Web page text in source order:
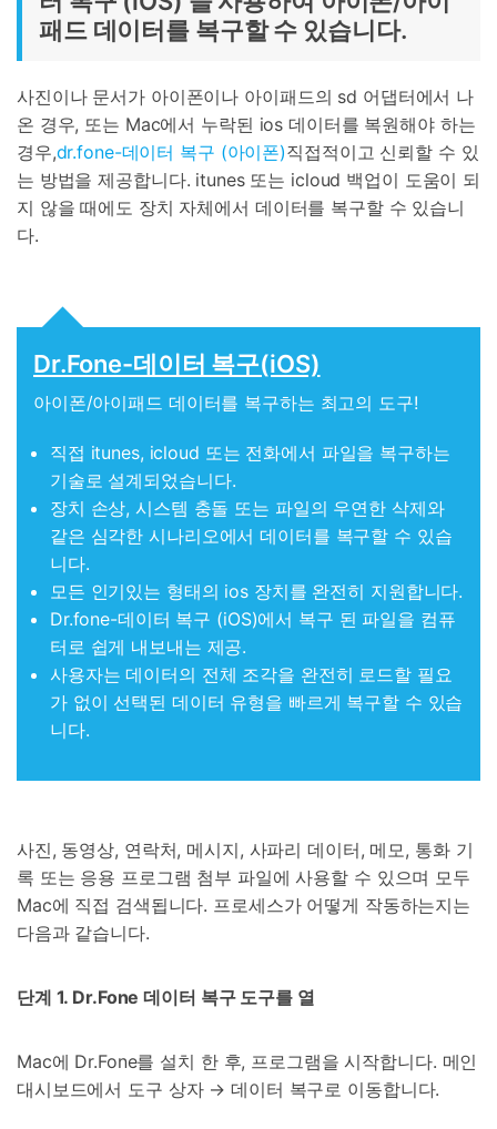
패드 데이터를 복구할 수 있습니다.
사진이나 문서가 아이폰이나 아이패드의 sd 어댑터에서 나
온 경우, 또는 Mac에서 누락된 ios 데이터를 복원해야 하는
경우,dr.fone-데이터 복구 (아이폰)직접적이고 신뢰할 수 있
는 방법을 제공합니다. itunes 또는 icloud 백업이 도움이 되
지 않을 때에도 장치 자체에서 데이터를 복구할 수 있습니
다.
Dr.Fone-데이터 복구(iOS)
아이폰/아이패드 데이터를 복구하는 최고의 도구!
직접 itunes, icloud 또는 전화에서 파일을 복구하는
기술로 설계되었습니다.
장치 손상, 시스템 충돌 또는 파일의 우연한 삭제와
같은 심각한 시나리오에서 데이터를 복구할 수 있습
니다.
모든 인기있는 형태의 ios 장치를 완전히 지원합니다.
Dr.fone-데이터 복구 (iOS)에서 복구 된 파일을 컴퓨
터로 쉽게 내보내는 제공.
사용자는 데이터의 전체 조각을 완전히 로드할 필요
가 없이 선택된 데이터 유형을 빠르게 복구할 수 있습
니다.
사진, 동영상, 연락처, 메시지, 사파리 데이터, 메모, 통화 기
록 또는 응용 프로그램 첨부 파일에 사용할 수 있으며 모두
Mac에 직접 검색됩니다. 프로세스가 어떻게 작동하는지는
다음과 같습니다.
단계 1. Dr.Fone 데이터 복구 도구를 열
Mac에 Dr.Fone를 설치 한 후, 프로그램을 시작합니다. 메인
대시보드에서 도구 상자 → 데이터 복구로 이동합니다.